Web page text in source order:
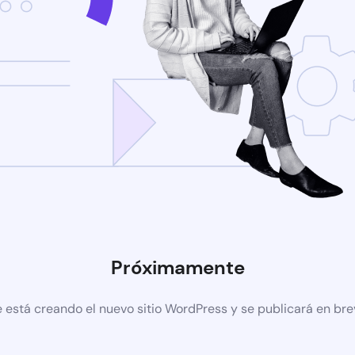
Próximamente
está creando el nuevo sitio WordPress y se publicará en